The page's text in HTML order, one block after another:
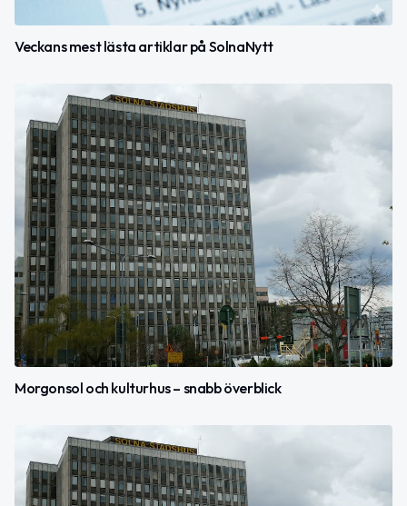
Veckans mest lästa artiklar på SolnaNytt
Morgonsol och kulturhus – snabb överblick